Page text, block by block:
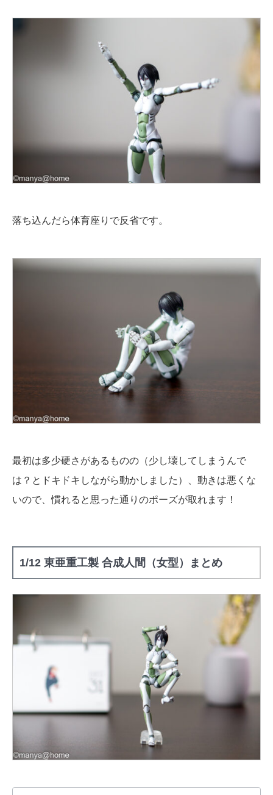
落ち込んだら体育座りで反省です。
最初は多少硬さがあるものの（少し壊してしまうんで
は？とドキドキしながら動かしました）、動きは悪くな
いので、慣れると思った通りのポーズが取れます！
1/12 東亜重工製 合成人間（女型）まとめ